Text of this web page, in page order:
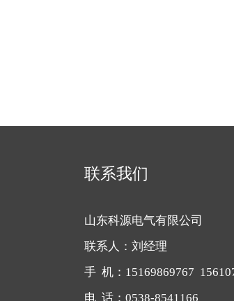
联系我们
山东科源电气有限公司
联系人：刘经理
手 机：15169869767
电 话：0538-8541166